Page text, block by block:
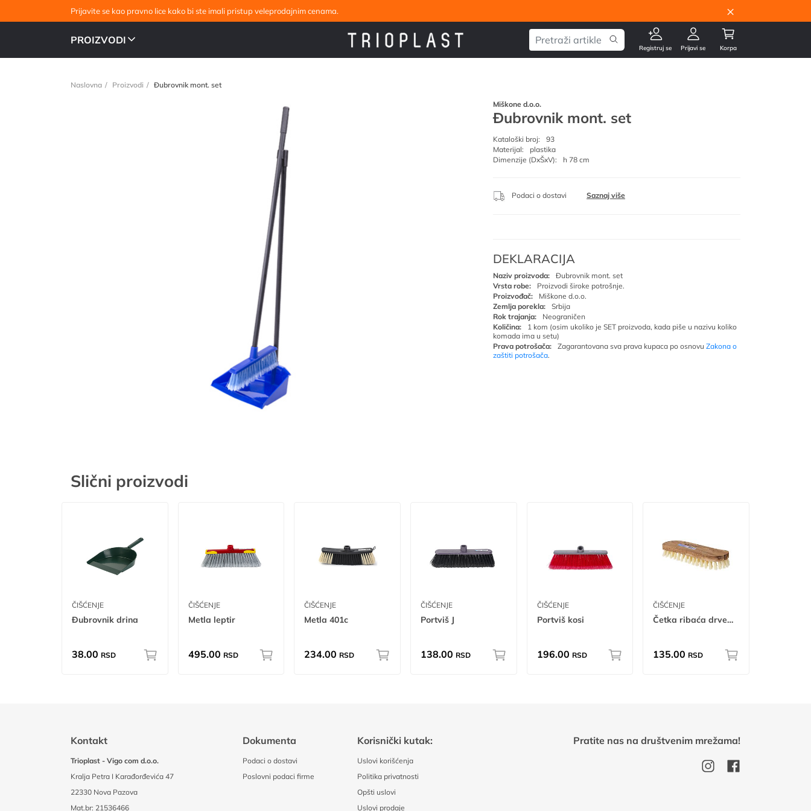
Prijavite se kao pravno lice kako bi ste imali pristup veleprodajnim cenama. ×
PROIZVODI
Registruj se Prijavi se Korpa
Naslovna Proizvodi Đubrovnik mont. set
Miškone d.o.o.
Đubrovnik mont. set
Kataloški broj:
93
Materijal:
plastika
Dimenzije (DxŠxV):
h 78 cm
Podaci o dostavi Saznaj više
DEKLARACIJA
Naziv proizvoda:
Đubrovnik mont. set
Vrsta robe:
Proizvodi široke potrošnje.
Proizvođač:
Miškone d.o.o.
Zemlja porekla:
Srbija
Rok trajanja:
Neograničen
Količina:
1 kom (osim ukoliko je SET proizvoda, kada piše u nazivu koliko
komada ima u setu)
Prava potrošača:
Zagarantovana sva prava kupaca po osnovu Zakona o
zaštiti potrošača.
Slični proizvodi
ČIŠĆENJE
Đubrovnik drina
38.00 RSD
ČIŠĆENJE
Metla leptir
495.00 RSD
ČIŠĆENJE
Metla 401c
234.00 RSD
ČIŠĆENJE
Portviš J
138.00 RSD
ČIŠĆENJE
Portviš kosi
196.00 RSD
ČIŠĆENJE
Četka ribaća drvena eko
135.00 RSD
Kontakt
Trioplast - Vigo com d.o.o.
Kralja Petra I Karađorđevića 47
22330 Nova Pazova
Mat.br: 21536466
Dokumenta
Podaci o dostavi
Poslovni podaci firme
Korisnički kutak:
Uslovi korišćenja
Politika privatnosti
Opšti uslovi
Uslovi prodaje
Pratite nas na društvenim mrežama!